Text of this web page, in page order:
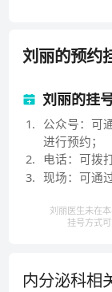
刘丽的预约
刘丽的挂
1. 公众号：可
进行预约；
2. 电话：可拨
3. 现场：可通
刘丽医生未在
挂号方式
内分泌科相